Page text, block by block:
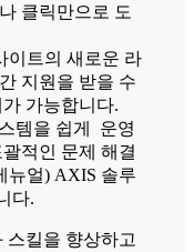
클릭만으로 도
이트의 새로운 라
지원을 받을 수
가능합니다.
템을 쉽게 운영
적인 문제 해결
뉴얼) AXIS 솔루
다.
스킬을 향상하고